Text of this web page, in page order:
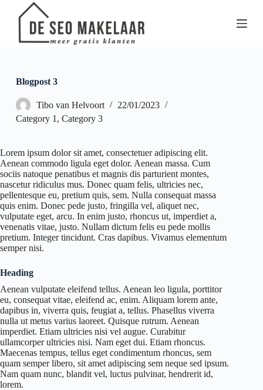
n
h
Blogpost 3
Tibo van Helvoort
22/01/2023
Category 1 , Category 3
Lorem ipsum dolor sit amet, consectetuer adipiscing elit.
Aenean commodo ligula eget dolor. Aenean massa. Cum
sociis natoque penatibus et magnis dis parturient montes,
nascetur ridiculus mus. Donec quam felis, ultricies nec,
pellentesque eu, pretium quis, sem. Nulla consequat massa
quis enim. Donec pede justo, fringilla vel, aliquet nec,
vulputate eget, arcu. In enim justo, rhoncus ut, imperdiet a,
venenatis vitae, justo. Nullam dictum felis eu pede mollis
pretium. Integer tincidunt. Cras dapibus. Vivamus elementum
semper nisi.
Heading
Aenean vulputate eleifend tellus. Aenean leo ligula, porttitor
eu, consequat vitae, eleifend ac, enim. Aliquam lorem ante,
dapibus in, viverra quis, feugiat a, tellus. Phasellus viverra
nulla ut metus varius laoreet. Quisque rutrum. Aenean
imperdiet. Etiam ultricies nisi vel augue. Curabitur
ullamcorper ultricies nisi. Nam eget dui. Etiam rhoncus.
Maecenas tempus, tellus eget condimentum rhoncus, sem
quam semper libero, sit amet adipiscing sem neque sed ipsum.
Nam quam nunc, blandit vel, luctus pulvinar, hendrerit id,
lorem.